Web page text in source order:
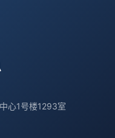
心1号楼1293室